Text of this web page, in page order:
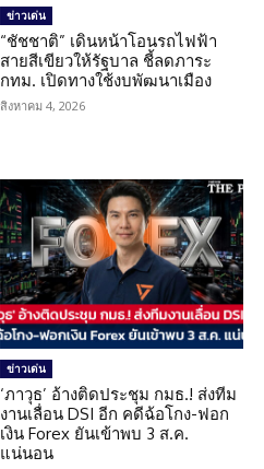
ข่าวเด่น
“ชัชชาติ” เดินหน้าโอนรถไฟฟ้า
สายสีเขียวให้รัฐบาล ชี้ลดภาระ
กทม. เปิดทางใช้งบพัฒนาเมือง
สิงหาคม 4, 2026
ข่าวเด่น
‘ภาวุธ’ อ้างติดประชุม กมธ.! ส่งทีม
งานเลื่อน DSI อีก คดีฉ้อโกง-ฟอก
เงิน Forex ยันเข้าพบ 3 ส.ค.
แน่นอน